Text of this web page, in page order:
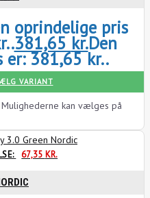
oprindelige pris
381,65 kr.Den
er: 381,65 kr..
VARIANT
kan vælges på
67,35 KR.